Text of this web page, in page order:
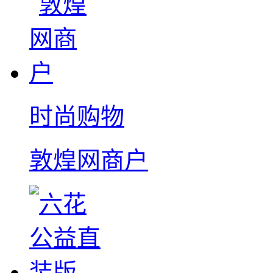
时尚购物
敦煌网商户